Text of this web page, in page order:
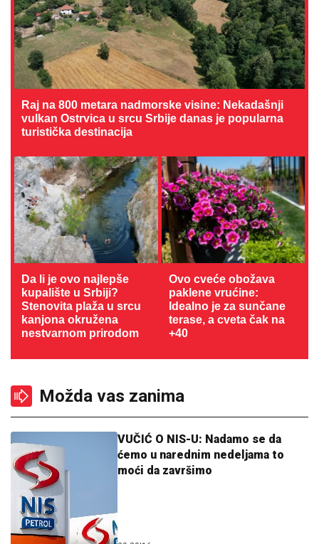
Raj na 800 metara nadmorske visine: Nekadašnji
vulkan Ostrvica u srcu Srbije danas je popularna
turistička destinacija
Da li je ovo najlepše
kupalište u Srbiji?
Stenovita plaža u srcu
kanjona okružena
nestvarnom prirodom
Ovo cveće obožava
paklene vrućine:
Idealno je za sunčane
terase, a cveta čak na
+40
Možda vas zanima
VUČIĆ O NIS-U: Nadamo se da
ćemo u narednim nedeljama to
moći da završimo